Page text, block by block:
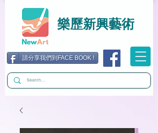
請分享我們到FACE BOOK !
樂歷新興藝術